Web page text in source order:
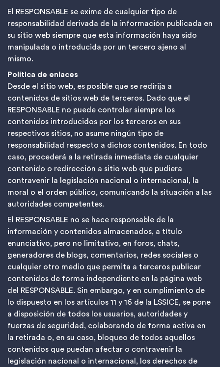
El RESPONSABLE se exime de cualquier tipo de
responsabilidad derivada de la información publicada en
su sitio web siempre que esta información haya sido
manipulada o introducida por un tercero ajeno al
mismo.
Política de enlaces
Desde el sitio web, es posible que se redirija a
contenidos de sitios web de terceros. Dado que el
RESPONSABLE no puede controlar siempre los
contenidos introducidos por los terceros en sus
respectivos sitios, no asume ningún tipo de
responsabilidad respecto a dichos contenidos. En todo
caso, procederá a la retirada inmediata de cualquier
contenido o redirección a sitio web que pudiera
contravenir la legislación nacional o internacional, la
moral o el orden público, comunicando la situación a las
autoridades competentes.
El RESPONSABLE no se hace responsable de la
información y contenidos almacenados, a título
enunciativo, pero no limitativo, en foros, chats,
generadores de blogs, comentarios, redes sociales o
cualquier otro medio que permita a terceros publicar
contenidos de forma independiente en la página web
del RESPONSABLE. Sin embargo, y en cumplimiento de
lo dispuesto en los artículos 11 y 16 de la LSSICE, se pone
a disposición de todos los usuarios, autoridades y
fuerzas de seguridad, colaborando de forma activa en
la retirada o, en su caso, bloqueo de todos aquellos
contenidos que puedan afectar o contravenir la
legislación nacional o internacional, los derechos de